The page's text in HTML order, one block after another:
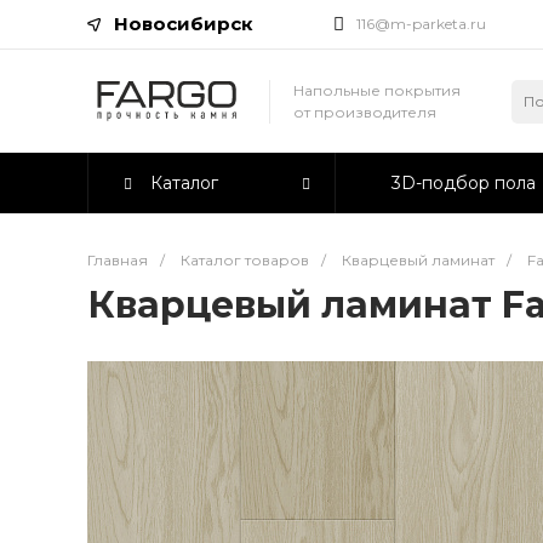
Новосибирск 116@m-parketa.ru
Напольные покрытия
от производителя
Каталог 3D-подбор пола
Главная / Каталог товаров / Кварцевый ламинат /
Кварцевый ламинат